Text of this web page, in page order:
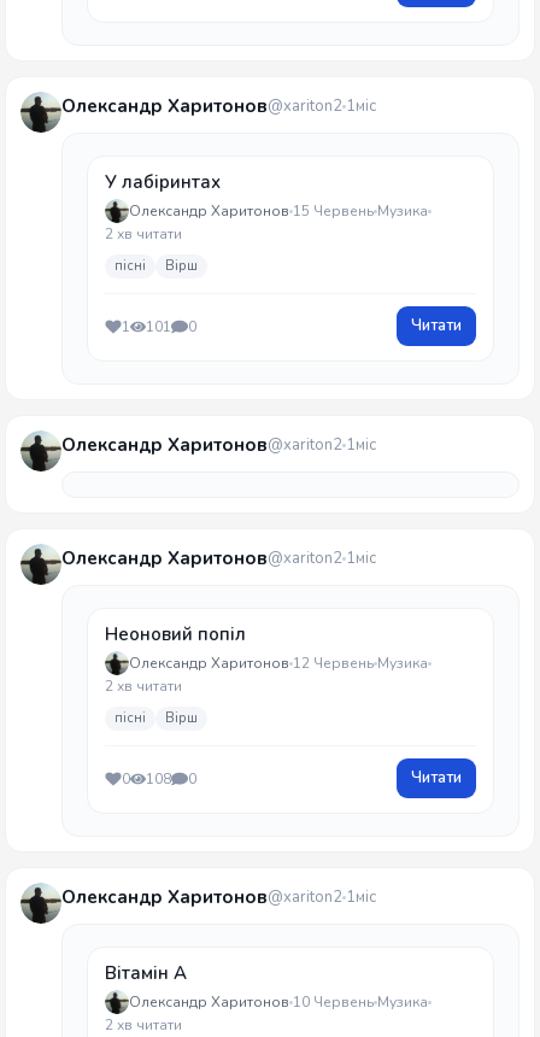
Олександр Харитонов@xariton2 1міс
У лабіринтах
Олександр Харитонов 15 Червень Музика
2 хв читати
пісні Вірш
1 101 0 Читати
Олександр Харитонов@xariton2 1міс
Олександр Харитонов@xariton2 1міс
Неоновий попіл
Олександр Харитонов 12 Червень Музика
2 хв читати
пісні Вірш
0 108 0 Читати
Олександр Харитонов@xariton2 1міс
Вітамін А
Олександр Харитонов 10 Червень Музика
2 хв читати